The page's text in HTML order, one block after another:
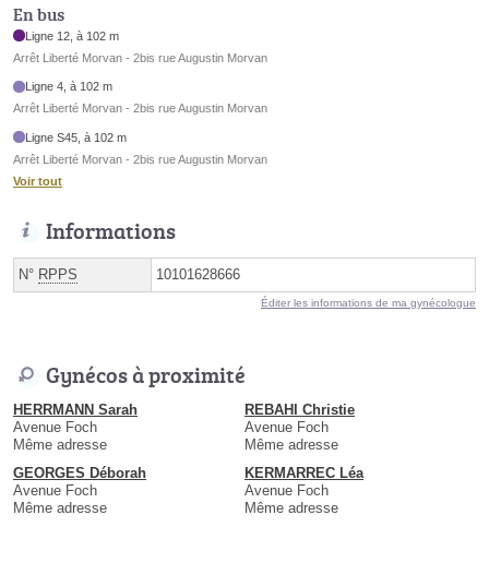
En bus
Ligne 12, à 102 m
Arrêt Liberté Morvan - 2bis rue Augustin Morvan
Ligne 4, à 102 m
Arrêt Liberté Morvan - 2bis rue Augustin Morvan
Ligne S45, à 102 m
Arrêt Liberté Morvan - 2bis rue Augustin Morvan
Voir tout
Informations
N° RPPS 10101628666
Éditer les informations de ma gynécologue
Gynécos à proximité
HERRMANN Sarah
Avenue Foch
Même adresse
REBAHI Christie
Avenue Foch
Même adresse
GEORGES Déborah
Avenue Foch
Même adresse
KERMARREC Léa
Avenue Foch
Même adresse